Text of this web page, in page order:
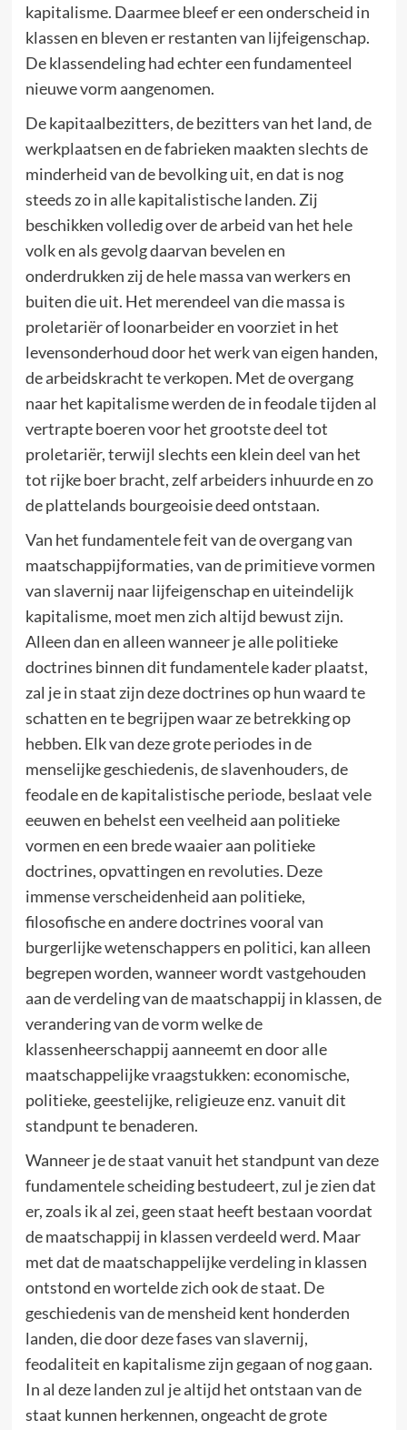
kapitalisme. Daarmee bleef er een onderscheid in
klassen en bleven er restanten van lijfeigenschap.
De klassendeling had echter een fundamenteel
nieuwe vorm aangenomen.
De kapitaalbezitters, de bezitters van het land, de
werkplaatsen en de fabrieken maakten slechts de
minderheid van de bevolking uit, en dat is nog
steeds zo in alle kapitalistische landen. Zij
beschikken volledig over de arbeid van het hele
volk en als gevolg daarvan bevelen en
onderdrukken zij de hele massa van werkers en
buiten die uit. Het merendeel van die massa is
proletariër of loonarbeider en voorziet in het
levensonderhoud door het werk van eigen handen,
de arbeidskracht te verkopen. Met de overgang
naar het kapitalisme werden de in feodale tijden al
vertrapte boeren voor het grootste deel tot
proletariër, terwijl slechts een klein deel van het
tot rijke boer bracht, zelf arbeiders inhuurde en zo
de plattelands bourgeoisie deed ontstaan.
Van het fundamentele feit van de overgang van
maatschappijformaties, van de primitieve vormen
van slavernij naar lijfeigenschap en uiteindelijk
kapitalisme, moet men zich altijd bewust zijn.
Alleen dan en alleen wanneer je alle politieke
doctrines binnen dit fundamentele kader plaatst,
zal je in staat zijn deze doctrines op hun waard te
schatten en te begrijpen waar ze betrekking op
hebben. Elk van deze grote periodes in de
menselijke geschiedenis, de slavenhouders, de
feodale en de kapitalistische periode, beslaat vele
eeuwen en behelst een veelheid aan politieke
vormen en een brede waaier aan politieke
doctrines, opvattingen en revoluties. Deze
immense verscheidenheid aan politieke,
filosofische en andere doctrines vooral van
burgerlijke wetenschappers en politici, kan alleen
begrepen worden, wanneer wordt vastgehouden
aan de verdeling van de maatschappij in klassen, de
verandering van de vorm welke de
klassenheerschappij aanneemt en door alle
maatschappelijke vraagstukken: economische,
politieke, geestelijke, religieuze enz. vanuit dit
standpunt te benaderen.
Wanneer je de staat vanuit het standpunt van deze
fundamentele scheiding bestudeert, zul je zien dat
er, zoals ik al zei, geen staat heeft bestaan voordat
de maatschappij in klassen verdeeld werd. Maar
met dat de maatschappelijke verdeling in klassen
ontstond en wortelde zich ook de staat. De
geschiedenis van de mensheid kent honderden
landen, die door deze fases van slavernij,
feodaliteit en kapitalisme zijn gegaan of nog gaan.
In al deze landen zul je altijd het ontstaan van de
staat kunnen herkennen, ongeacht de grote